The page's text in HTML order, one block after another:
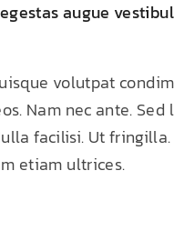
augue
volutpat
Nam nec ante.
facilisi. Ut
etiam ultrices.